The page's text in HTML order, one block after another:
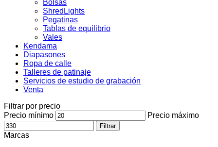
Bolsas
ShredLights
Pegatinas
Tablas de equilibrio
Vales
Kendama
Diapasones
Ropa de calle
Talleres de patinaje
Servicios de estudio de grabación
Venta
Filtrar por precio
Precio mínimo
Precio máximo
Filtrar
Marcas